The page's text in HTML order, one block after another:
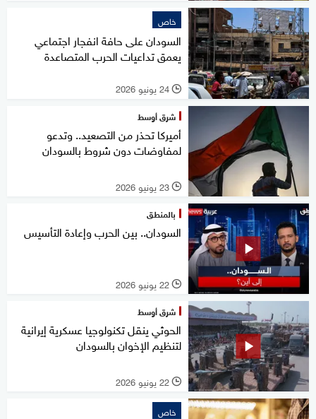
خاص
السودان على حافة انفجار اجتماعي
يعمق تداعيات الحرب المتصاعدة
l 24 يونيو 2026
شرق أوسط
أميركا تحذر من التصعيد.. وتدعو
لمفاوضات دون شروط بالسودان
l 23 يونيو 2026
بالمنطق
السودان.. بين الحرب وإعادة التأسيس
l 22 يونيو 2026
شرق أوسط
الحوثي ينقل تكنولوجيا عسكرية إيرانية
لتنظيم الإخوان بالسودان
l 22 يونيو 2026
خاص